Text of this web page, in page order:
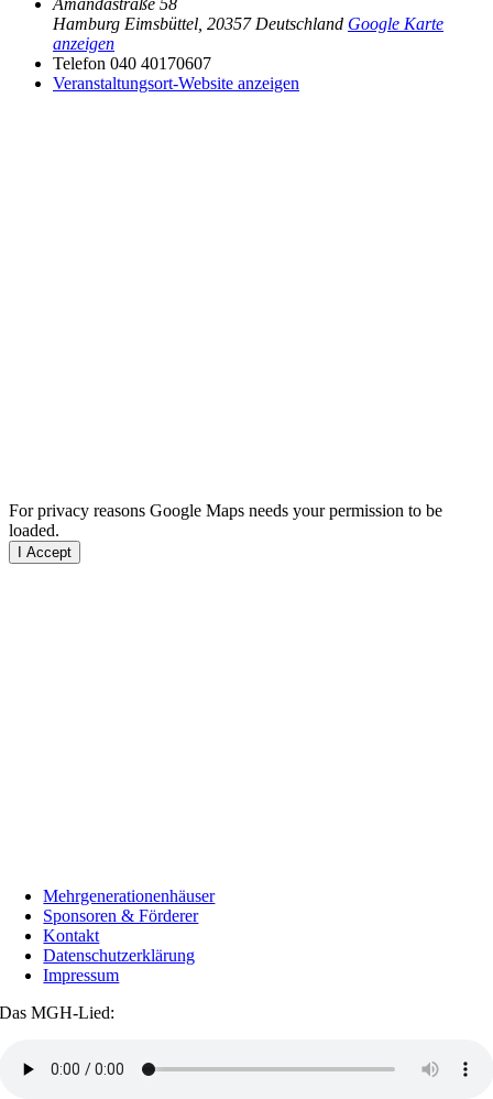
Hamburg Eimsbüttel 20357 Deutschland Google Karte
anzeigen
Telefon 040 40170607
Veranstaltungsort-Website anzeigen
For privacy reasons Google Maps needs your permission to be
loaded.
I Accept
Mehrgenerationenhäuser
Sponsoren & Förderer
Kontakt
Datenschutzerklärung
Impressum
Das MGH-Lied: